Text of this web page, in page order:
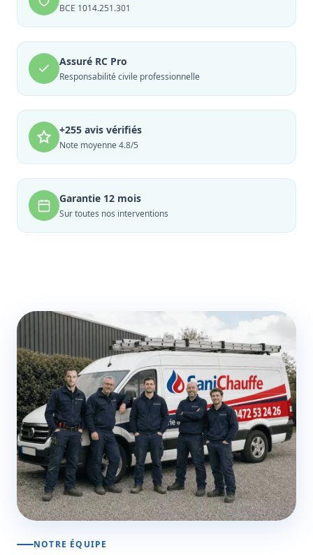
BCE 1014.251.301
Assuré RC Pro
Responsabilité civile professionnelle
+255 avis vérifiés
Note moyenne 4.8/5
Garantie 12 mois
Sur toutes nos interventions
NOTRE ÉQUIPE